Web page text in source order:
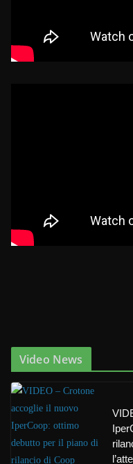
Video News